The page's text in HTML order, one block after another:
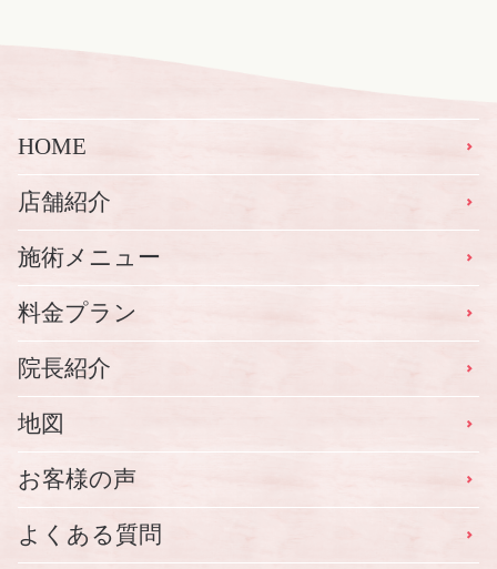
HOME
店舗紹介
施術メニュー
料金プラン
院長紹介
地図
お客様の声
よくある質問